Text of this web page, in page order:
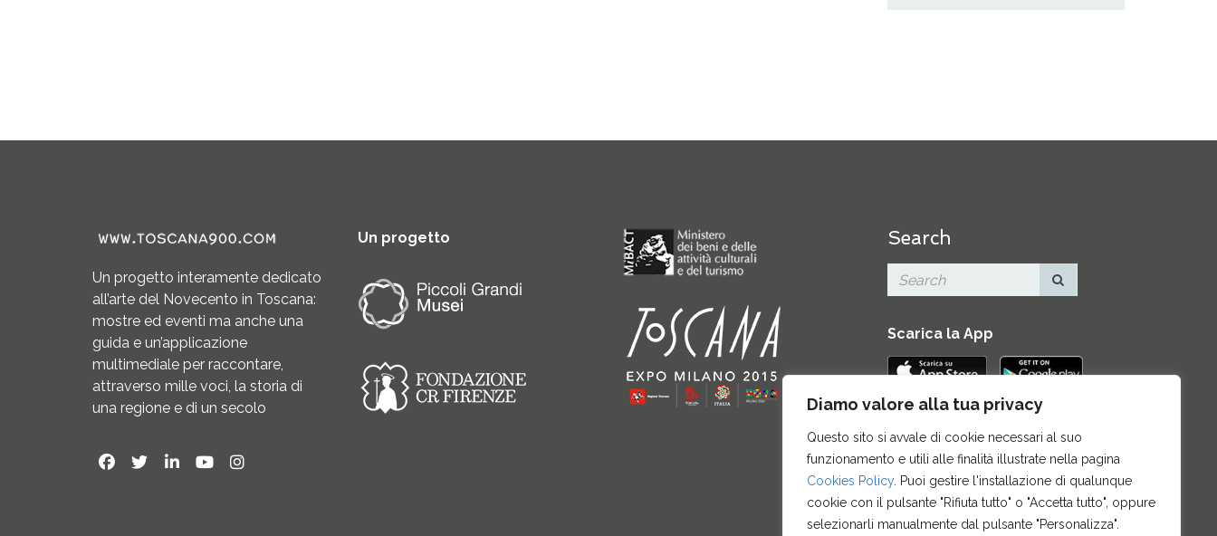
Diamo valore alla tua privacy
Questo sito si avvale di cookie necessari al suo
funzionamento e utili alle finalità illustrate nella pagina
Cookies Policy. Puoi gestire l'installazione di qualunque
cookie con il pulsante "Rifiuta tutto" o "Accetta tutto", oppure
selezionarli manualmente dal pulsante "Personalizza".
Un progetto interamente dedicato
all’arte del Novecento in Toscana:
mostre ed eventi ma anche una
guida e un’applicazione
multimediale per raccontare,
attraverso mille voci, la storia di
una regione e di un secolo
Un progetto Search
Scarica la App
sito|Credits|Privacy e note legali
Archivio News|Cookie policy